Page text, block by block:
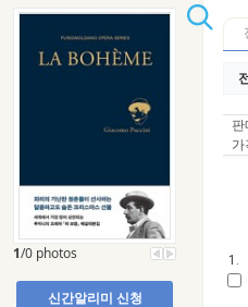
1/0 photos
신간알리미 신청
1.